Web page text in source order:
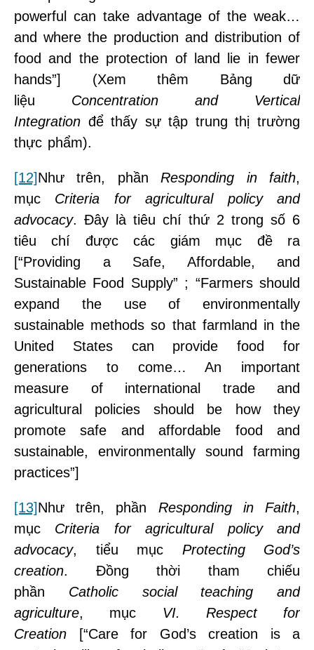
powerful can take advantage of the weak…
and where the production and distribution of
food and the protection of land lie in fewer
hands”] (Xem thêm Bảng dữ
liệu Concentration and Vertical
Integration để thấy sự tập trung thị trường
thực phẩm).
[12]Như trên, phầnResponding in faith,
mục Criteria for agricultural policy and
advocacy. Đây là tiêu chí thứ 2 trong số 6
tiêu chí được các giám mục đề ra
[“Providing a Safe, Affordable, and
Sustainable Food Supply” ; “Farmers should
expand the use of environmentally
sustainable methods so that farmland in the
United States can provide food for
generations to come… An important
measure of international trade and
agricultural policies should be how they
promote safe and affordable food and
sustainable, environmentally sound farming
practices”]
[13]Như trên, phần Responding in Faith,
mục Criteria for agricultural policy and
advocacy, tiểu mục Protecting God’s
creation. Đồng thời tham chiếu
phần Catholic social teaching and
agriculture, mục VI. Respect for
Creation [“Care for God’s creation is a